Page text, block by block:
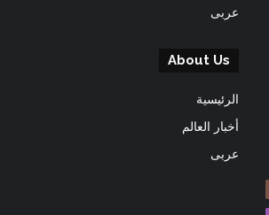
عربى
About Us
الرئيسية
أخبار العالم
عربى